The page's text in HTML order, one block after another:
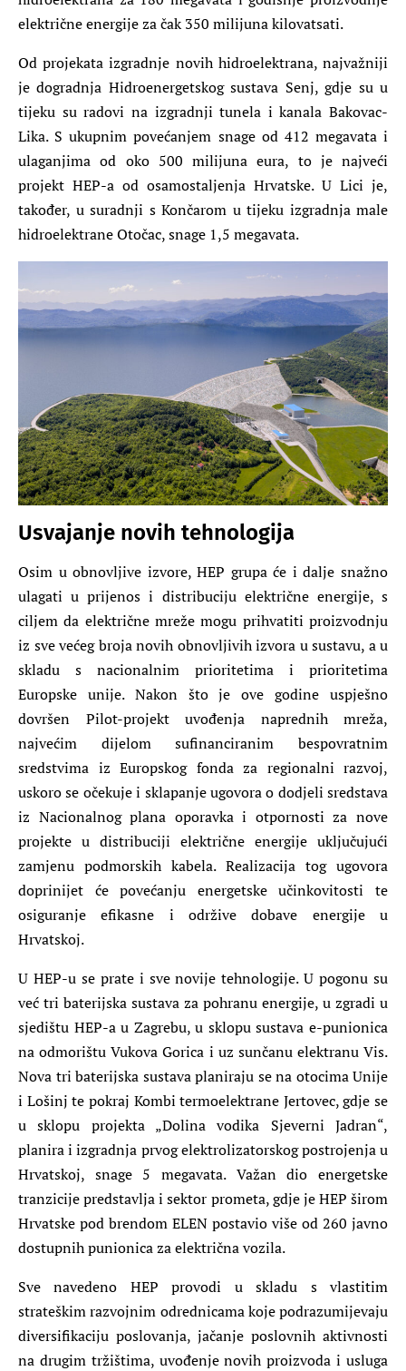
električne energije za čak 350 milijuna kilovatsati.
Od projekata izgradnje novih hidroelektrana, najvažniji
je dogradnja Hidroenergetskog sustava Senj, gdje su u
tijeku su radovi na izgradnji tunela i kanala Bakovac-
Lika. S ukupnim povećanjem snage od 412 megavata i
ulaganjima od oko 500 milijuna eura, to je najveći
projekt HEP-a od osamostaljenja Hrvatske. U Lici je,
također, u suradnji s Končarom u tijeku izgradnja male
hidroelektrane Otočac, snage 1,5 megavata.
Usvajanje novih tehnologija
Osim u obnovljive izvore, HEP grupa će i dalje snažno
ulagati u prijenos i distribuciju električne energije, s
ciljem da električne mreže mogu prihvatiti proizvodnju
iz sve većeg broja novih obnovljivih izvora u sustavu, a u
skladu s nacionalnim prioritetima i prioritetima
Europske unije. Nakon što je ove godine uspješno
dovršen Pilot-projekt uvođenja naprednih mreža,
najvećim dijelom sufinanciranim bespovratnim
sredstvima iz Europskog fonda za regionalni razvoj,
uskoro se očekuje i sklapanje ugovora o dodjeli sredstava
iz Nacionalnog plana oporavka i otpornosti za nove
projekte u distribuciji električne energije uključujući
zamjenu podmorskih kabela. Realizacija tog ugovora
doprinijet će povećanju energetske učinkovitosti te
osiguranje efikasne i održive dobave energije u
Hrvatskoj.
U HEP-u se prate i sve novije tehnologije. U pogonu su
već tri baterijska sustava za pohranu energije, u zgradi u
sjedištu HEP-a u Zagrebu, u sklopu sustava e-punionica
na odmorištu Vukova Gorica i uz sunčanu elektranu Vis.
Nova tri baterijska sustava planiraju se na otocima Unije
i Lošinj te pokraj Kombi termoelektrane Jertovec, gdje se
u sklopu projekta „Dolina vodika Sjeverni Jadran“,
planira i izgradnja prvog elektrolizatorskog postrojenja u
Hrvatskoj, snage 5 megavata. Važan dio energetske
tranzicije predstavlja i sektor prometa, gdje je HEP širom
Hrvatske pod brendom ELEN postavio više od 260 javno
dostupnih punionica za električna vozila.
Sve navedeno HEP provodi u skladu s vlastitim
strateškim razvojnim odrednicama koje podrazumijevaju
diversifikaciju poslovanja, jačanje poslovnih aktivnosti
na drugim tržištima, uvođenje novih proizvoda i usluga